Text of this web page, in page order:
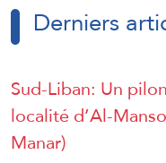
Derniers
Sud-Liban: Un
localité d’Al-
Manar)